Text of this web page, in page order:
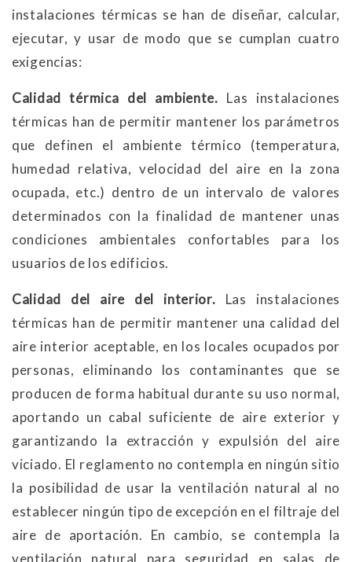
instalaciones térmicas se han de diseñar, calcular,
ejecutar, y usar de modo que se cumplan cuatro
exigencias:
Calidad térmica del ambiente. Las instalaciones
térmicas han de permitir mantener los parámetros
que definen el ambiente térmico (temperatura,
humedad relativa, velocidad del aire en la zona
ocupada, etc.) dentro de un intervalo de valores
determinados con la finalidad de mantener unas
condiciones ambientales confortables para los
usuarios de los edificios.
Calidad del aire del interior. Las instalaciones
térmicas han de permitir mantener una calidad del
aire interior aceptable, en los locales ocupados por
personas, eliminando los contaminantes que se
producen de forma habitual durante su uso normal,
aportando un cabal suficiente de aire exterior y
garantizando la extracción y expulsión del aire
viciado. El reglamento no contempla en ningún sitio
la posibilidad de usar la ventilación natural al no
establecer ningún tipo de excepción en el filtraje del
aire de aportación. En cambio, se contempla la
ventilación natural para seguridad en salas de